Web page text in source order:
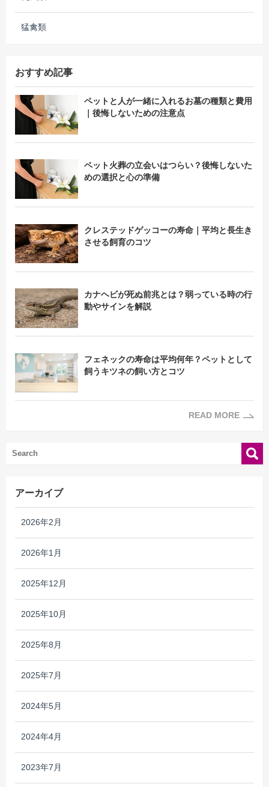
猛禽類
おすすめ記事
ペットと人が一緒に入れるお墓の種類と費用
｜後悔しないための注意点
ペット火葬の立会いはつらい？後悔しないた
めの選択と心の準備
クレステッドゲッコーの寿命｜平均と長生き
させる飼育のコツ
カナヘビが死ぬ前兆とは？弱っている時の行
動やサインを解説
フェネックの寿命は平均何年？ペットとして
飼うキツネの飼い方とコツ
READ MORE
アーカイブ
2026年2月
2026年1月
2025年12月
2025年10月
2025年8月
2025年7月
2024年5月
2024年4月
2023年7月